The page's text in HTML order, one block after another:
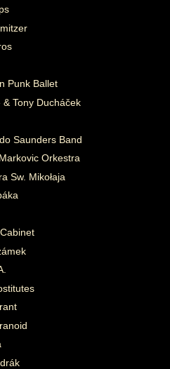
Punk Ballet
& Tony Ducháček
Saunders Band
Orkestra
Sw. Mikołaja